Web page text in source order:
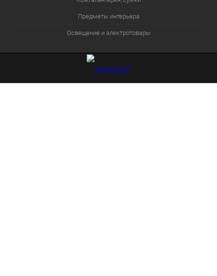
Предметы интерьера
Освещение и электротовары